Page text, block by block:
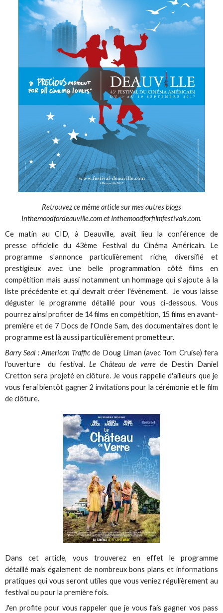
Retrouvez ce même article sur mes autres blogs
Inthemoodfordeauville.com et Inthemoodforfilmfestivals.com.
Ce matin au CID, à Deauville, avait lieu la conférence de
presse officielle du 43ème Festival du Cinéma Américain. Le
programme s'annonce particulièrement riche, diversifié et
prestigieux avec une belle programmation côté films en
compétition mais aussi notamment un hommage qui s'ajoute à la
liste précédente et qui devrait créer l'évènement. Je vous laisse
déguster le programme détaillé pour vous ci-dessous. Vous
pourrez ainsi profiter de 14 films en compétition, 15 films en avant-
première et de 7 Docs de l'Oncle Sam, des documentaires dont le
programme est là aussi particulièrement prometteur.
Barry Seal : American Traffic de Doug Liman (avec Tom Cruise) fera
l'ouverture du festival. Le Château de verrede Destin Daniel
Cretton sera projeté en clôture. Je vous rappelle d'ailleurs que je
vous ferai bientôt gagner 2 invitations pour la cérémonie et le film
de clôture.
Dans cet article, vous trouverez en effet le programme
détaillé mais également de nombreux bons plans et informations
pratiques qui vous seront utiles que vous veniez régulièrement au
festival ou pour la première fois.
J'en profite pour vous rappeler que je vous fais gagner vos pass